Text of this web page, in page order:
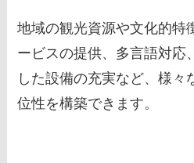
地域の観光資源や文化的特
ービスの提供、多言語対応
した設備の充実など、様々
位性を構築できます。